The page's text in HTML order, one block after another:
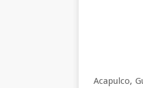
Acapulco,